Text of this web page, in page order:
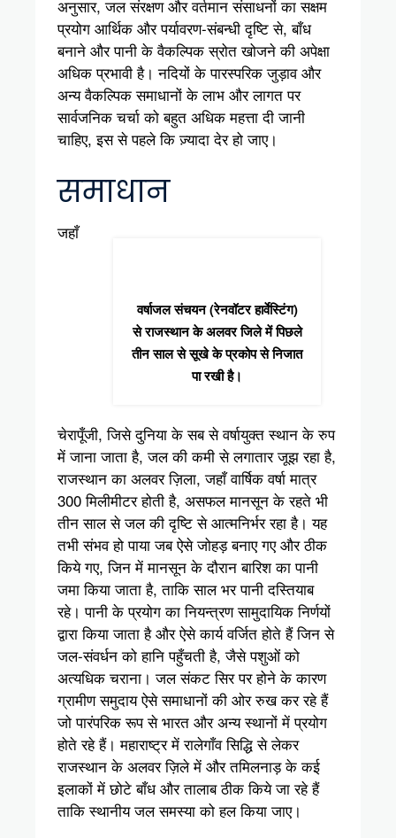
अनुसार, जल संरक्षण और वर्तमान संसाधनों का सक्षम
प्रयोग आर्थिक और पर्यावरण-संबन्धी दृष्टि से, बाँध
बनाने और पानी के वैकल्पिक स्रोत खोजने की अपेक्षा
अधिक प्रभावी है। नदियों के पारस्परिक जुड़ाव और
अन्य वैकल्पिक समाधानों के लाभ और लागत पर
सार्वजनिक चर्चा को बहुत अधिक महत्ता दी जानी
चाहिए, इस से पहले कि ज़्यादा देर हो जाए।
समाधान
वर्षाजल संचयन (रेनवॉटर हार्वेस्टिंग)
से राजस्थान के अलवर जिले में पिछले
तीन साल से सूखे के प्रकोप से निजात
पा रखी है।
जहाँ
चेरापूँजी, जिसे दुनिया के सब से वर्षायुक्त स्थान के रुप
में जाना जाता है, जल की कमी से लगातार जूझ रहा है,
राजस्थान का अलवर ज़िला, जहाँ वार्षिक वर्षा मात्र
300 मिलीमीटर होती है, असफल मानसून के रहते भी
तीन साल से जल की दृष्टि से आत्मनिर्भर रहा है। यह
तभी संभव हो पाया जब ऐसे जोहड़ बनाए गए और ठीक
किये गए, जिन में मानसून के दौरान बारिश का पानी
जमा किया जाता है, ताकि साल भर पानी दस्तियाब
रहे। पानी के प्रयोग का नियन्त्रण सामुदायिक निर्णयों
द्वारा किया जाता है और ऐसे कार्य वर्जित होते हैं जिन से
जल-संवर्धन को हानि पहुँचती है, जैसे पशुओं को
अत्यधिक चराना। जल संकट सिर पर होने के कारण
ग्रामीण समुदाय ऐसे समाधानों की ओर रुख कर रहे हैं
जो पारंपरिक रूप से भारत और अन्य स्थानों में प्रयोग
होते रहे हैं। महाराष्ट्र में रालेगाँव सिद्धि से लेकर
राजस्थान के अलवर ज़िले में और तमिलनाड़ के कई
इलाकों में छोटे बाँध और तालाब ठीक किये जा रहे हैं
ताकि स्थानीय जल समस्या को हल किया जाए।